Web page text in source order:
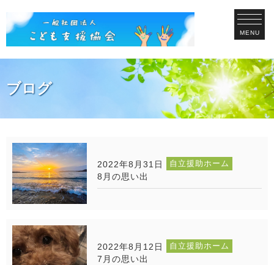
MENU
ブログ
2022年8月31日 自立援助ホーム
8月の思い出
2022年8月12日 自立援助ホーム
7月の思い出